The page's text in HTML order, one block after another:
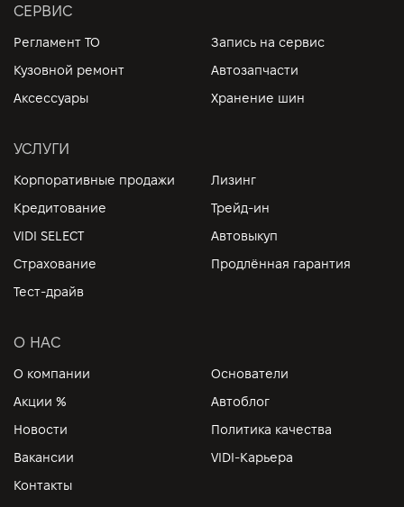
СЕРВИС
Регламент ТО
Запись на сервис
Кузовной ремонт
Автозапчасти
Аксессуары
Хранение шин
УСЛУГИ
Корпоративные продажи
Лизинг
Кредитование
Трейд-ин
VIDI SELECT
Автовыкуп
Страхование
Продлённая гарантия
Тест-драйв
О НАС
О компании
Основатели
Акции %
Автоблог
Новости
Политика качества
Вакансии
VIDI-Карьера
Контакты